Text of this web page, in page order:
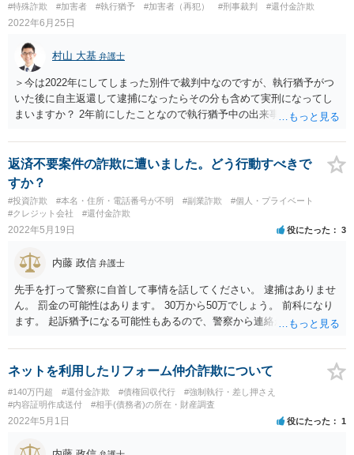
#特殊詐欺 #加害者 #執行猶予 #加害者（再犯） #刑事裁判 #還付金詐欺
2022年6月25日
村山 大基 弁護士
＞今は2022年にしてしまった別件で裁判中なのですが、執行猶予がつ
いた後に自主返還して逮捕になったらその分も含めて実刑になってし
まいますか？ 2年前にしたことなので執行猶予中の出来事では無いの
というご質問として回答します。 執行猶予については、 ①猶予期間中
に他の罪を犯した場合 のみならず、 ②猶予言い渡し前の他の罪（今回
だと給付金詐欺）が発覚した場合 も、取り消しの可能性があります。
状況がわかりませんが、今裁判中ということですので担当弁護士と相
談し、 自主返還など対応を検討してみましょう。
返済不要案件の詐欺に遭いました。どう行動すべきで
すか？
#投資詐欺 #本名・住所・電話番号が不明 #副業詐欺
#個人・プライベート
#クレジット会社
#還付金詐欺
2022年5月19日 役にたった 3
内藤 政信 弁護士
先手を打って警察に自首して事情を話してください。 逮捕はありませ
ん。 罰金の可能性はあります。 30万から50万でしょう。 前科になり
ます。 起訴猶予になる可能性もあるので、警察から連絡が 来る前に、
情報を得ている可能 性はあります。
ネットを利用したリフォーム仲介詐欺について
#140万円超 #還付金詐欺 #債権回収代行
#強制執行・差し押さえ
#内容証明作成送付
#相手(債務者)の所在・財産調査
2022年5月1日 役にたった 1